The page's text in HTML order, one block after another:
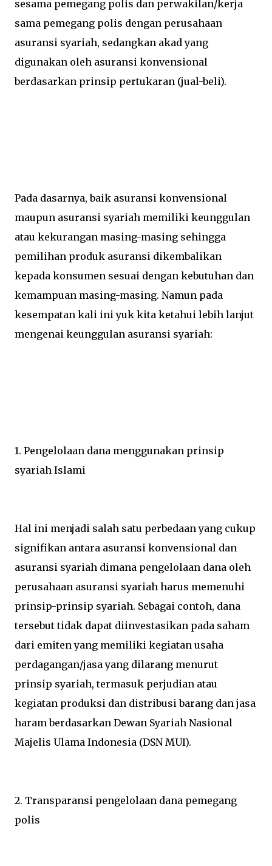
sesama pemegang polis dan perwakilan/kerja
sama pemegang polis dengan perusahaan
asuransi syariah, sedangkan akad yang
digunakan oleh asuransi konvensional
berdasarkan prinsip pertukaran (jual-beli).
Pada dasarnya, baik asuransi konvensional
maupun asuransi syariah memiliki keunggulan
atau kekurangan masing-masing sehingga
pemilihan produk asuransi dikembalikan
kepada konsumen sesuai dengan kebutuhan dan
kemampuan masing-masing. Namun pada
kesempatan kali ini yuk kita ketahui lebih lanjut
mengenai keunggulan asuransi syariah:
1. Pengelolaan dana menggunakan prinsip
syariah Islami
Hal ini menjadi salah satu perbedaan yang cukup
signifikan antara asuransi konvensional dan
asuransi syariah dimana pengelolaan dana oleh
perusahaan asuransi syariah harus memenuhi
prinsip-prinsip syariah. Sebagai contoh, dana
tersebut tidak dapat diinvestasikan pada saham
dari emiten yang memiliki kegiatan usaha
perdagangan/jasa yang dilarang menurut
prinsip syariah, termasuk perjudian atau
kegiatan produksi dan distribusi barang dan jasa
haram berdasarkan Dewan Syariah Nasional
Majelis Ulama Indonesia (DSN MUI).
2. Transparansi pengelolaan dana pemegang
polis